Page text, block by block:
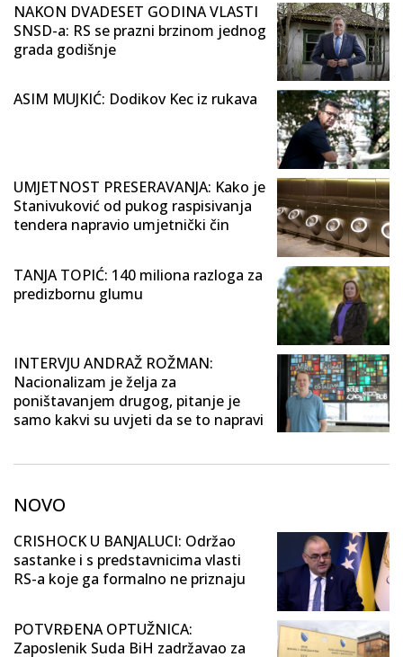
NAKON DVADESET GODINA VLASTI
SNSD-a: RS se prazni brzinom jednog
grada godišnje
ASIM MUJKIĆ: Dodikov Kec iz rukava
UMJETNOST PRESERAVANJA: Kako je
Stanivuković od pukog raspisivanja
tendera napravio umjetnički čin
TANJA TOPIĆ: 140 miliona razloga za
predizbornu glumu
INTERVJU ANDRAŽ ROŽMAN:
Nacionalizam je želja za
poništavanjem drugog, pitanje je
samo kakvi su uvjeti da se to napravi
NOVO
CRISHOCK U BANJALUCI: Održao
sastanke i s predstavnicima vlasti
RS-a koje ga formalno ne priznaju
POTVRĐENA OPTUŽNICA:
Zaposlenik Suda BiH zadržavao za